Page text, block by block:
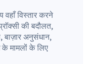
वहाँ विस्तार करने
की बदौलत,
बाज़ार अनुसंधान,
के मामलों के लिए